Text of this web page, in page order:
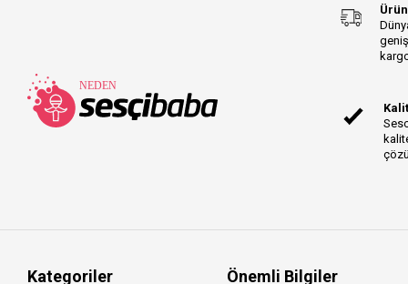
CPP Series
Akai MPK Mini Series
Kategoriler Önemli Bilgiler